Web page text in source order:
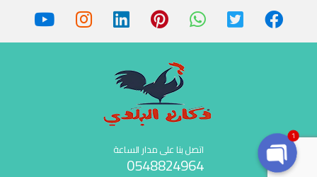
اتصل بنا على مدار الساعة
0548824964
1